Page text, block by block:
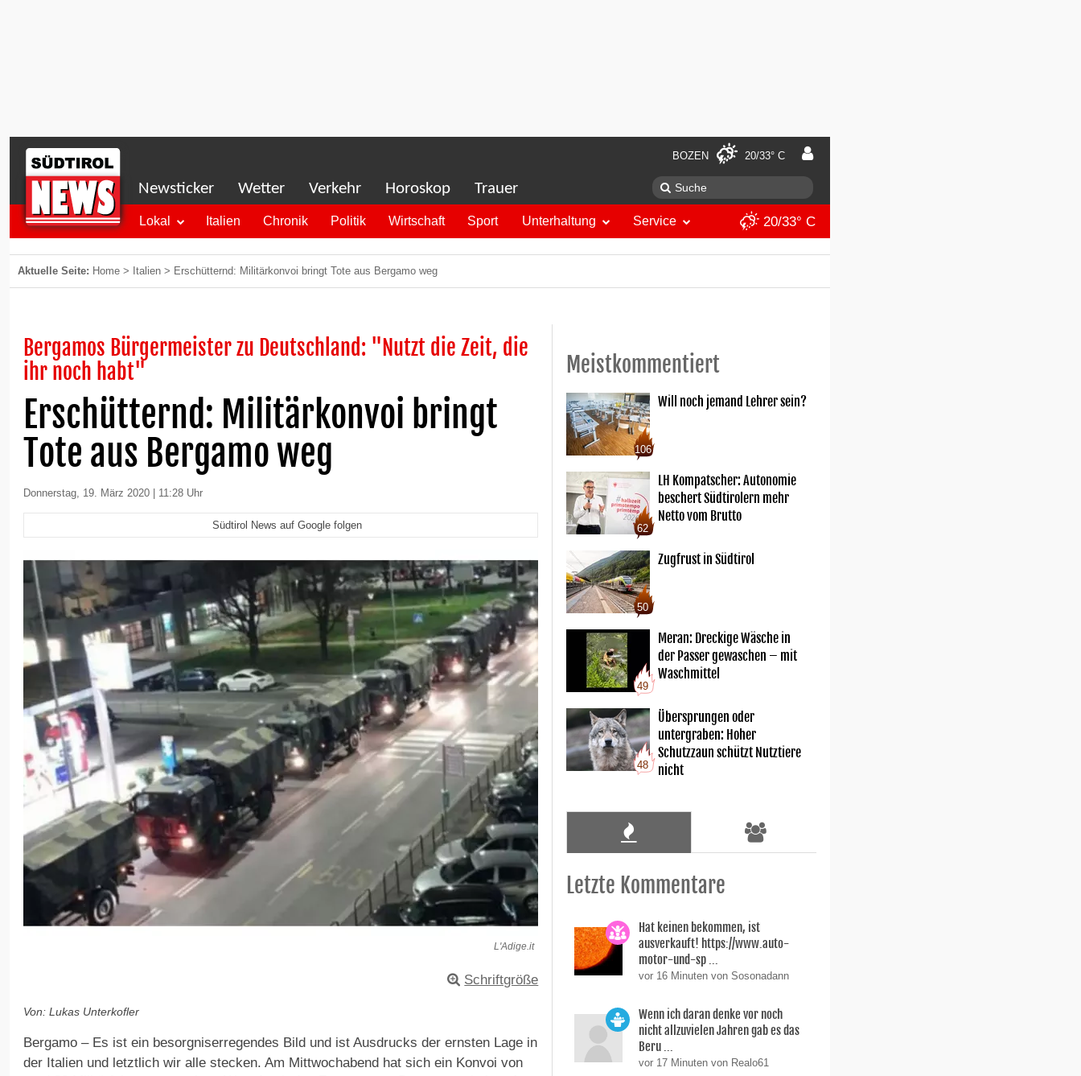
BOZEN 20/33° C
Newsticker Wetter Verkehr Horoskop Trauer
Lokal Italien Chronik Politik Wirtschaft Sport Unterhaltung Service 20/33° C
Aktuelle Seite: Home > Italien > Erschütternd: Militärkonvoi bringt Tote aus Bergamo weg
Bergamos Bürgermeister zu Deutschland: "Nutzt die Zeit, die
ihr noch habt"
Erschütternd: Militärkonvoi bringt
Tote aus Bergamo weg
Donnerstag, 19. März 2020 | 11:28 Uhr
Südtirol News auf Google folgen
L'Adige.it
Schriftgröße
Von: Lukas Unterkofler
Bergamo – Es ist ein besorgniserregendes Bild und ist Ausdrucks der ernsten Lage in
der Italien und letztlich wir alle stecken. Am Mittwochabend hat sich ein Konvoi von
Meistkommentiert
106
Will noch jemand Lehrer sein?
62
LH Kompatscher: Autonomie
beschert Südtirolern mehr
Netto vom Brutto
50
Zugfrust in Südtirol
49
Meran: Dreckige Wäsche in
der Passer gewaschen – mit
Waschmittel
48
Übersprungen oder
untergraben: Hoher
Schutzzaun schützt Nutztiere
nicht
Letzte Kommentare
Hat keinen bekommen, ist
ausverkauft! https://www.auto-
motor-und-sp ...
vor 16 Minuten von Sosonadann
Wenn ich daran denke vor noch
nicht allzuvielen Jahren gab es das
Beru ...
vor 17 Minuten von Realo61